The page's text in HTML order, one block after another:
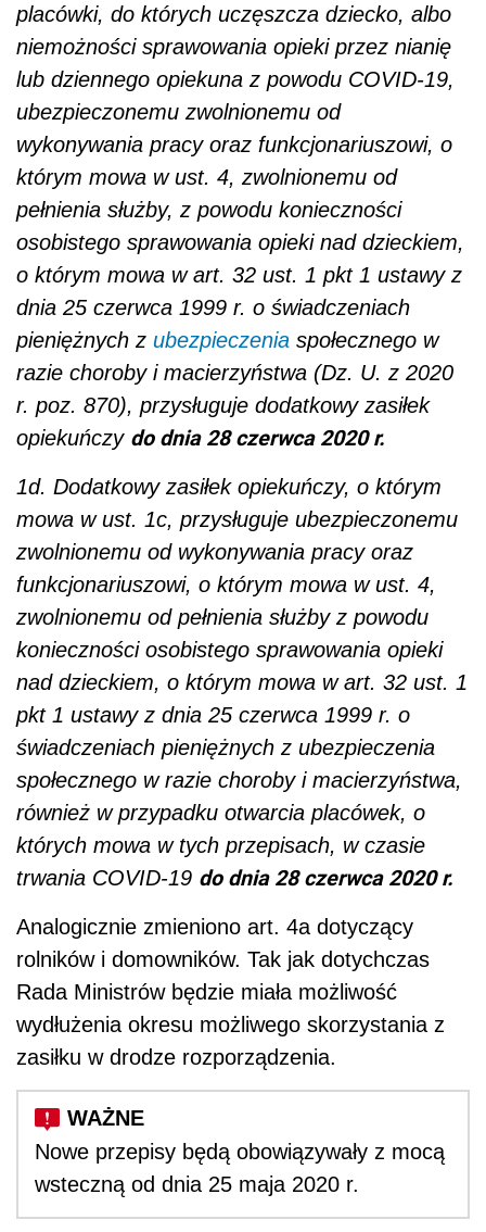
placówki, do których uczęszcza dziecko, albo
niemożności sprawowania opieki przez nianię
lub dziennego opiekuna z powodu COVID-19,
ubezpieczonemu zwolnionemu od
wykonywania pracy oraz funkcjonariuszowi, o
którym mowa w ust. 4, zwolnionemu od
pełnienia służby, z powodu konieczności
osobistego sprawowania opieki nad dzieckiem,
o którym mowa w art. 32 ust. 1 pkt 1 ustawy z
dnia 25 czerwca 1999 r. o świadczeniach
pieniężnych z ubezpieczenia społecznego w
razie choroby i macierzyństwa (Dz. U. z 2020
r. poz. 870), przysługuje dodatkowy zasiłek
opiekuńczy do dnia 28 czerwca 2020 r.
1d. Dodatkowy zasiłek opiekuńczy, o którym
mowa w ust. 1c, przysługuje ubezpieczonemu
zwolnionemu od wykonywania pracy oraz
funkcjonariuszowi, o którym mowa w ust. 4,
zwolnionemu od pełnienia służby z powodu
konieczności osobistego sprawowania opieki
nad dzieckiem, o którym mowa w art. 32 ust. 1
pkt 1 ustawy z dnia 25 czerwca 1999 r. o
świadczeniach pieniężnych z ubezpieczenia
społecznego w razie choroby i macierzyństwa,
również w przypadku otwarcia placówek, o
których mowa w tych przepisach, w czasie
trwania COVID-19 do dnia 28 czerwca 2020 r.
Analogicznie zmieniono art. 4a dotyczący
rolników i domowników. Tak jak dotychczas
Rada Ministrów będzie miała możliwość
wydłużenia okresu możliwego skorzystania z
zasiłku w drodze rozporządzenia.
Nowe przepisy będą obowiązywały z mocą
wsteczną od dnia 25 maja 2020 r.